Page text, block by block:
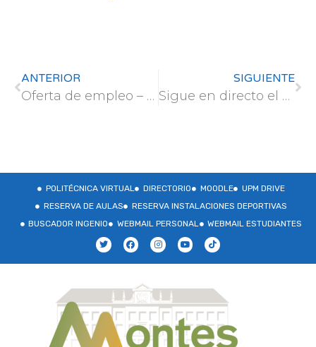
ANTERIOR
Oferta de empleo – TRAGSATEC
SIGUIENTE
Sigue en directo el PODCAST de Juntas por los Bosques: Las raíces – Episodio 1: la semilla
POLITÉCNICA VIRTUAL DIRECTORIO MOODLE
UPM DRIVE
RESERVA DE AULAS
RESERVA INSTALACIONES DEPORTIVAS
BUSCADOR INGENIO
WEBMAIL PERSONAL WEBMAIL ESTUDIANTES